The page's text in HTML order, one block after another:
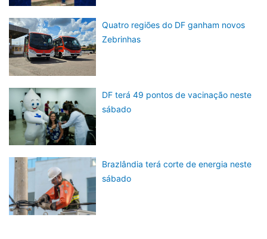
Quatro regiões do DF ganham novos
Zebrinhas
DF terá 49 pontos de vacinação neste
sábado
Brazlândia terá corte de energia neste
sábado